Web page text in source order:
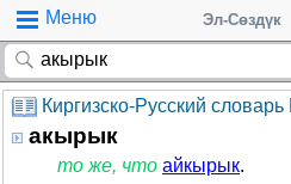
Меню Эл-Сөздүк
Киргизско-Русский
акырык
то же, что айкырык.